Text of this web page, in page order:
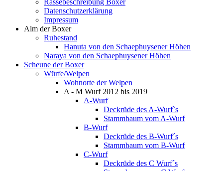
Datenschutzerklärung
Impressum
Alm der Boxer
Ruhestand
Hanuta von den Schaephuysener Höhen
Naraya von den Schaephuysener Höhen
Scheune der Boxer
Würfe/Welpen
Wohnorte der Welpen
A - M Wurf 2012 bis 2019
A-Wurf
Deckrüde des A-Wurf`s
Stammbaum vom A-Wurf
B-Wurf
Deckrüde des B-Wurf´s
Stammbaum vom B-Wurf
C-Wurf
Deckrüde des C Wurf´s